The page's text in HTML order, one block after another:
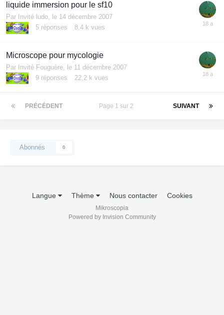
liquide immersion pour le sf10
Par Invité ludo, le 14 décembre 2007
5 réponses 8,4 k vues
Microscope pour mycologie
Par Invité Fouguère,
le 11 décembre 2007
9 réponses 22,2 k vues
PRÉCÉDENT SUIVANT
Page 1 sur 2
Abonnés 0
Langue Thème Nous contacter Cookies
Mikroscopia
Powered by Invision Community